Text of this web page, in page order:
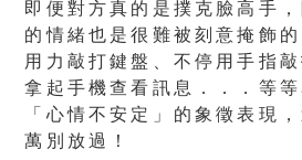
即便對方真的是撲克臉高手
的情緒也是很難被刻意掩飾
用力敲打鍵盤、不停用手指
拿起手機查看訊息．．．等
「心情不安定」的象徵表現
萬別放過！